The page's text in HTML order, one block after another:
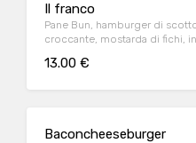
Il franco
Pane Bun, hamburger di
croccante, mostarda di fichi,
13.00 €
Baconcheeseburger